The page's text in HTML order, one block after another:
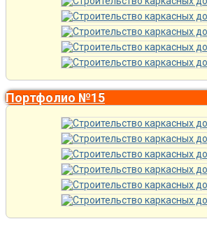
Портфолио №15